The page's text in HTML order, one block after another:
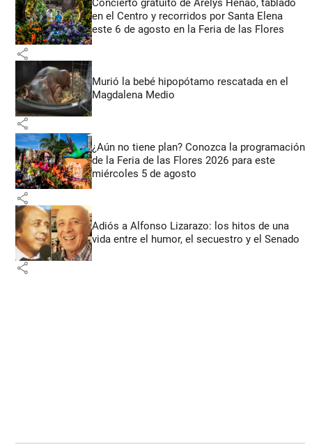
Concierto gratuito de Arelys Henao, tablado
en el Centro y recorridos por Santa Elena
este 6 de agosto en la Feria de las Flores
share
Murió la bebé hipopótamo rescatada en el
Magdalena Medio
share
¿Aún no tiene plan? Conozca la programación
de la Feria de las Flores 2026 para este
miércoles 5 de agosto
share
Adiós a Alfonso Lizarazo: los hitos de una
vida entre el humor, el secuestro y el Senado
share